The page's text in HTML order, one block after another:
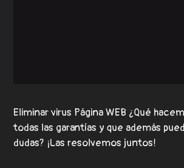
Eliminar virus Página WEB ¿Qué
todas las garantías y que además
dudas? ¡Las resolvemos juntos!